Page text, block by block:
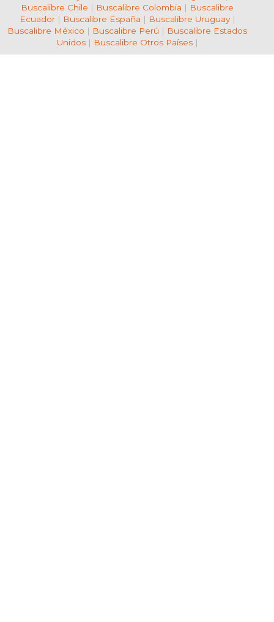
Buscalibre Chile | Buscalibre Colombia | Buscalibre
Ecuador| Buscalibre España | Buscalibre Uruguay|
Buscalibre México | Buscalibre Perú | Buscalibre Estados
Unidos| Buscalibre Otros Países|